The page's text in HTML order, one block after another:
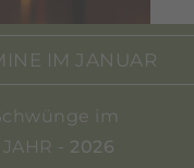
IM JANUAR
im
- 2026